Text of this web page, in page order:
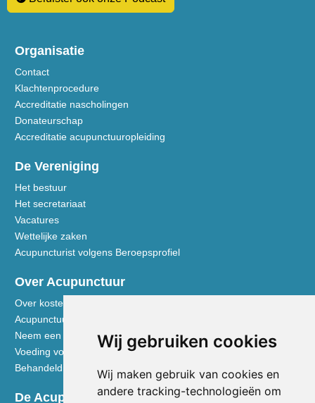
Wij gebruiken cookies
Wij maken gebruik van cookies en
andere tracking-technologieën om
Organisatie
Contact
Klachtenprocedure
Accreditatie nascholingen
Donateurschap
Accreditatie acupunctuuropleiding
De Vereniging
Het bestuur
Het secretariaat
Vacatures
Wettelijke zaken
Acupuncturist volgens Beroepsprofiel
Over Acupunctuur
Over kosten en vergoedingen
Acupunctuur toegelicht
Neem een kijkje in de praktijk
Voeding volgens de Vijf Elementen
Behandeldisciplines - TCG
De Acupuncturist